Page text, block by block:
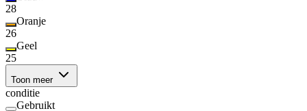
28
Oranje
26
Geel
25
Toon meer
conditie
Gebruikt